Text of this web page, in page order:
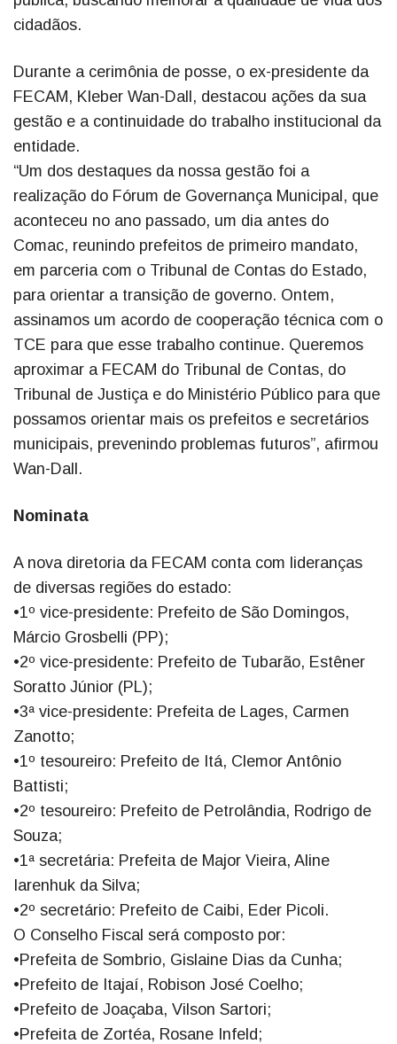
cidadãos.
Durante a cerimônia de posse, o ex-presidente da
FECAM, Kleber Wan-Dall, destacou ações da sua
gestão e a continuidade do trabalho institucional da
entidade.
“Um dos destaques da nossa gestão foi a
realização do Fórum de Governança Municipal, que
aconteceu no ano passado, um dia antes do
Comac, reunindo prefeitos de primeiro mandato,
em parceria com o Tribunal de Contas do Estado,
para orientar a transição de governo. Ontem,
assinamos um acordo de cooperação técnica com o
TCE para que esse trabalho continue. Queremos
aproximar a FECAM do Tribunal de Contas, do
Tribunal de Justiça e do Ministério Público para que
possamos orientar mais os prefeitos e secretários
municipais, prevenindo problemas futuros”, afirmou
Wan-Dall.
Nominata
A nova diretoria da FECAM conta com lideranças
de diversas regiões do estado:
•1º vice-presidente: Prefeito de São Domingos,
Márcio Grosbelli (PP);
•2º vice-presidente: Prefeito de Tubarão, Estêner
Soratto Júnior (PL);
•3ª vice-presidente: Prefeita de Lages, Carmen
Zanotto;
•1º tesoureiro: Prefeito de Itá, Clemor Antônio
Battisti;
•2º tesoureiro: Prefeito de Petrolândia, Rodrigo de
Souza;
•1ª secretária: Prefeita de Major Vieira, Aline
Iarenhuk da Silva;
•2º secretário: Prefeito de Caibi, Eder Picoli.
O Conselho Fiscal será composto por:
•Prefeita de Sombrio, Gislaine Dias da Cunha;
•Prefeito de Itajaí, Robison José Coelho;
•Prefeito de Joaçaba, Vilson Sartori;
•Prefeita de Zortéa, Rosane Infeld;